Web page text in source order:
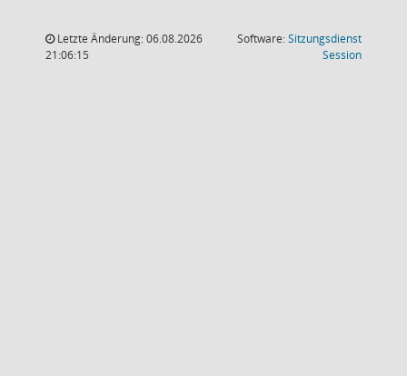
Letzte Änderung: 06.08.2026
21:06:15
Software:Sitzungsdienst
Session(Wird in